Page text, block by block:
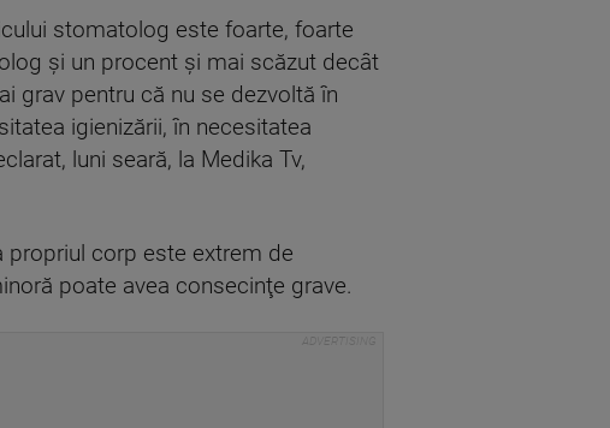
stomatolog este foarte, foarte
şi un procent şi mai scăzut decât
grav pentru că nu se dezvoltă în
igienizării, în necesitatea
luni seară, la Medika Tv,
propriul corp este extrem de
poate avea consecinţe grave.